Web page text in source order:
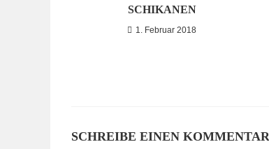
SCHIKANEN
1. Februar 2018
SCHREIBE EINEN KOMMENTAR